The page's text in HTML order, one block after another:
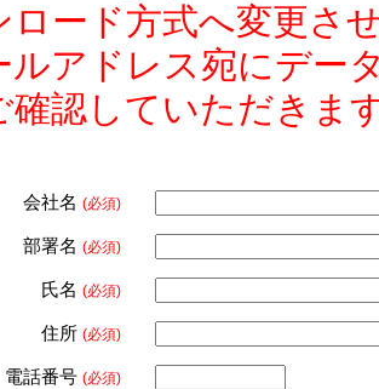
ロード方式へ変更さ
ルアドレス宛にデー
確認していただきま
会社名 (必須)
部署名 (必須)
氏名 (必須)
住所 (必須)
電話番号 (必須)